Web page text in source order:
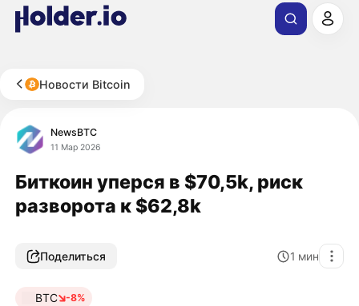
Новости Bitcoin
NewsBTC
11 Мар 2026
Биткоин уперся в $70,5k, риск
разворота к $62,8k
Поделиться 1 мин
BTC -8%